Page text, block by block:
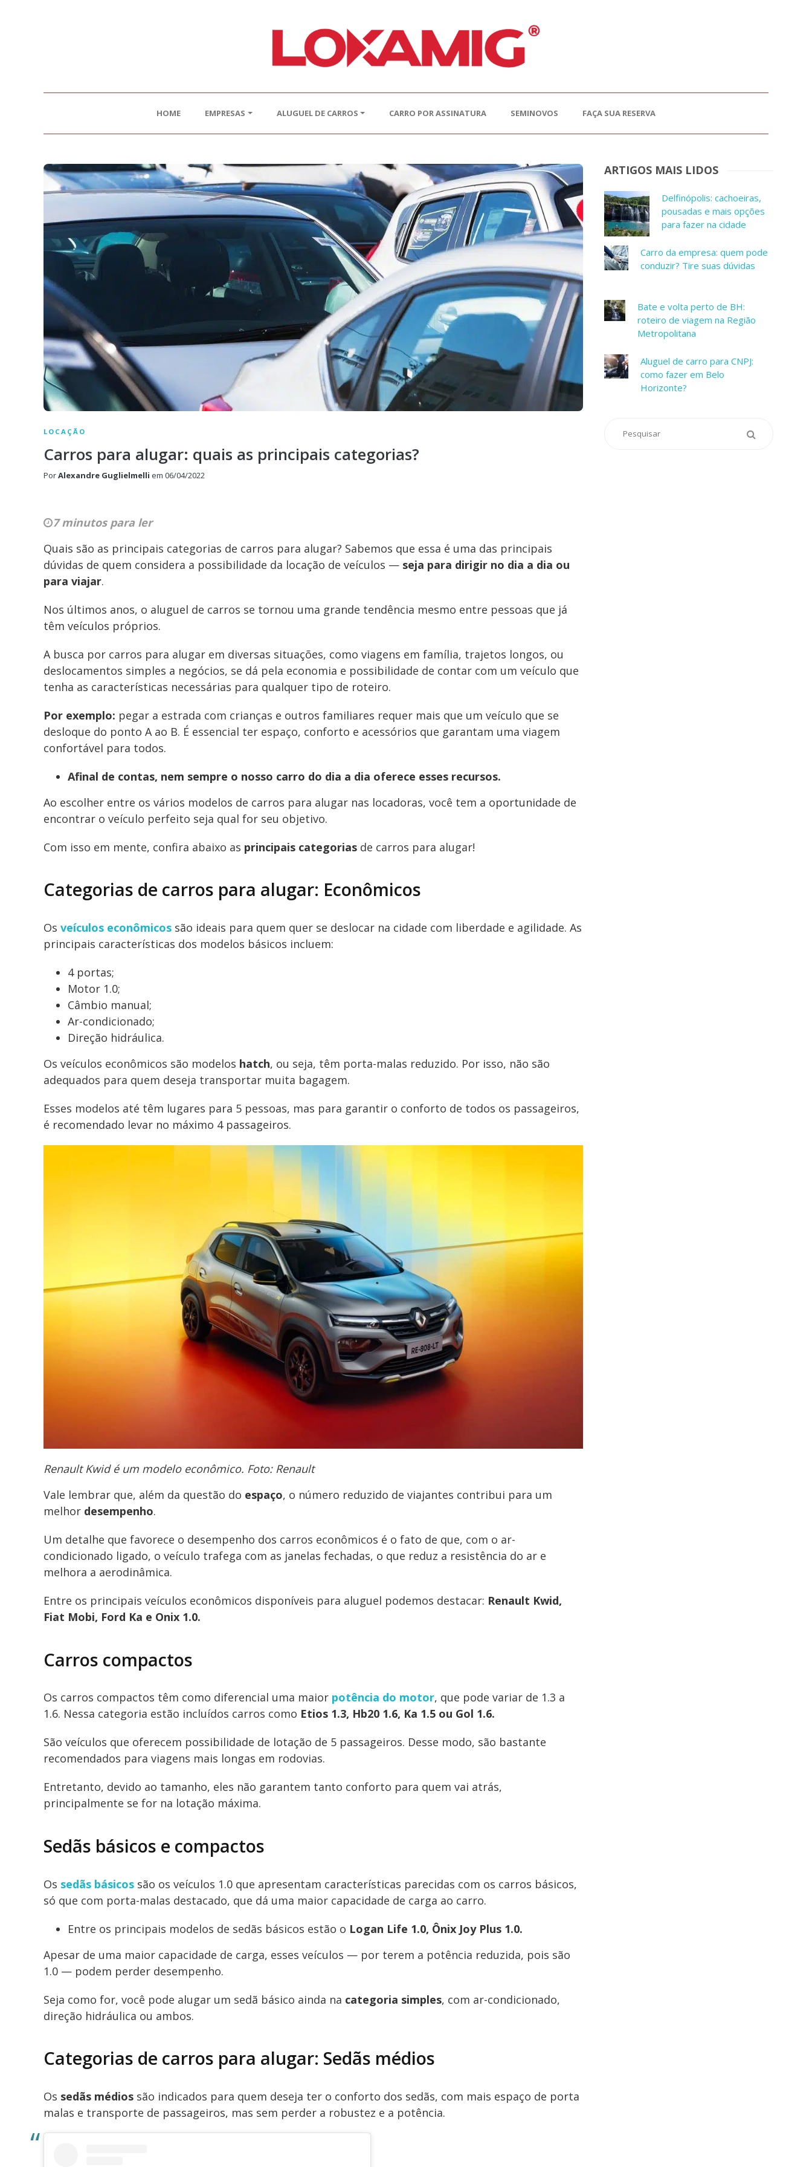
HOME EMPRESAS ALUGUEL DE CARROS CARRO POR ASSINATURA SEMINOVOS FAÇA SUA RESERVA
LOCAÇÃO
Carros para alugar: quais as principais categorias?
PorAlexandre Guglielmelli em 06/04/2022
7 minutos para ler
Quais são as principais categorias de carros para alugar? Sabemos que essa é uma das principais
dúvidas de quem considera a possibilidade da locação de veículos — seja para dirigir no dia a dia ou
para viajar.
Nos últimos anos, o aluguel de carros se tornou uma grande tendência mesmo entre pessoas que já
têm veículos próprios.
A busca por carros para alugar em diversas situações, como viagens em família, trajetos longos, ou
deslocamentos simples a negócios, se dá pela economia e possibilidade de contar com um veículo que
tenha as características necessárias para qualquer tipo de roteiro.
Por exemplo: pegar a estrada com crianças e outros familiares requer mais que um veículo que se
desloque do ponto A ao B. É essencial ter espaço, conforto e acessórios que garantam uma viagem
confortável para todos.
Afinal de contas, nem sempre o nosso carro do dia a dia oferece esses recursos.
Ao escolher entre os vários modelos de carros para alugar nas locadoras, você tem a oportunidade de
encontrar o veículo perfeito seja qual for seu objetivo.
Com isso em mente, confira abaixo as principais categorias de carros para alugar!
Categorias de carros para alugar: Econômicos
Os veículos econômicos são ideais para quem quer se deslocar na cidade com liberdade e agilidade. As
principais características dos modelos básicos incluem:
4 portas;
Motor 1.0;
Câmbio manual;
Ar-condicionado;
Direção hidráulica.
Os veículos econômicos são modelos hatch, ou seja, têm porta-malas reduzido. Por isso, não são
adequados para quem deseja transportar muita bagagem.
Esses modelos até têm lugares para 5 pessoas, mas para garantir o conforto de todos os passageiros,
é recomendado levar no máximo 4 passageiros.
Renault Kwid é um modelo econômico. Foto: Renault
Vale lembrar que, além da questão do espaço, o número reduzido de viajantes contribui para um
melhor desempenho.
Um detalhe que favorece o desempenho dos carros econômicos é o fato de que, com o ar-
condicionado ligado, o veículo trafega com as janelas fechadas, o que reduz a resistência do ar e
melhora a aerodinâmica.
Entre os principais veículos econômicos disponíveis para aluguel podemos destacar: Renault Kwid,
Fiat Mobi, Ford Ka e Onix 1.0.
Carros compactos
Os carros compactos têm como diferencial uma maior potência do motor, que pode variar de 1.3 a
1.6. Nessa categoria estão incluídos carros como Etios 1.3, Hb20 1.6, Ka 1.5 ou Gol 1.6.
São veículos que oferecem possibilidade de lotação de 5 passageiros. Desse modo, são bastante
recomendados para viagens mais longas em rodovias.
Entretanto, devido ao tamanho, eles não garantem tanto conforto para quem vai atrás,
principalmente se for na lotação máxima.
Sedãs básicos e compactos
Os sedãs básicos são os veículos 1.0 que apresentam características parecidas com os carros básicos,
só que com porta-malas destacado, que dá uma maior capacidade de carga ao carro.
Entre os principais modelos de sedãs básicos estão o Logan Life 1.0, Ônix Joy Plus 1.0.
Apesar de uma maior capacidade de carga, esses veículos — por terem a potência reduzida, pois são
1.0 — podem perder desempenho.
Seja como for, você pode alugar um sedã básico ainda na categoria simples, com ar-condicionado,
direção hidráulica ou ambos.
Categorias de carros para alugar: Sedãs médios
Os sedãs médios são indicados para quem deseja ter o conforto dos sedãs, com mais espaço de porta
malas e transporte de passageiros, mas sem perder a robustez e a potência.
ARTIGOS MAIS LIDOS
Delfinópolis: cachoeiras,
pousadas e mais opções
para fazer na cidade
Carro da empresa: quem pode
conduzir? Tire suas dúvidas
Bate e volta perto de BH:
roteiro de viagem na Região
Metropolitana
Aluguel de carro para CNPJ:
como fazer em Belo
Horizonte?